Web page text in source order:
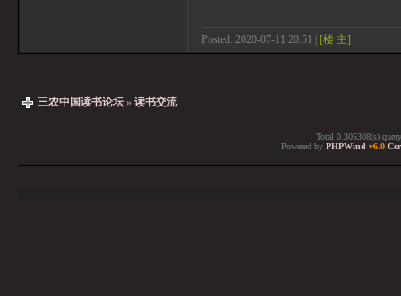
Posted: 2020-07-11 20:51 | [楼 主]
三农中国读书论坛 » 读书交流
Total 0.305308(s)
Powered by PHPWind v6.0